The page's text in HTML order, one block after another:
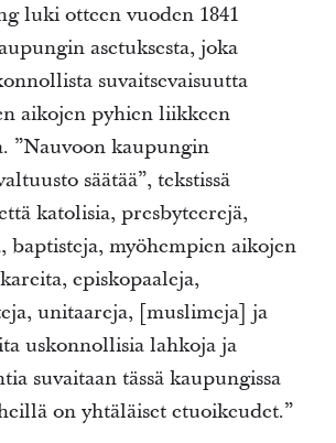
luki otteen vuoden 1841
asetuksesta, joka
suvaitsevaisuutta
aikojen pyhien liikkeen
”Nauvoon kaupungin
säätää”, tekstissä
katolisia, presbyteerejä,
baptisteja, myöhempien aikojen
episkopaaleja,
unitaareja, [muslimeja] ja
uskonnollisia lahkoja ja
suvaitaan tässä kaupungissa
on yhtäläiset etuoikeudet.”